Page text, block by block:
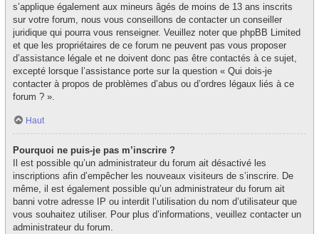
s’applique également aux mineurs âgés de moins de 13 ans inscrits
sur votre forum, nous vous conseillons de contacter un conseiller
juridique qui pourra vous renseigner. Veuillez noter que phpBB Limited
et que les propriétaires de ce forum ne peuvent pas vous proposer
d’assistance légale et ne doivent donc pas être contactés à ce sujet,
excepté lorsque l’assistance porte sur la question « Qui dois-je
contacter à propos de problèmes d’abus ou d’ordres légaux liés à ce
forum ? ».
Haut
Pourquoi ne puis-je pas m’inscrire ?
Il est possible qu’un administrateur du forum ait désactivé les
inscriptions afin d’empêcher les nouveaux visiteurs de s’inscrire. De
même, il est également possible qu’un administrateur du forum ait
banni votre adresse IP ou interdit l’utilisation du nom d’utilisateur que
vous souhaitez utiliser. Pour plus d’informations, veuillez contacter un
administrateur du forum.